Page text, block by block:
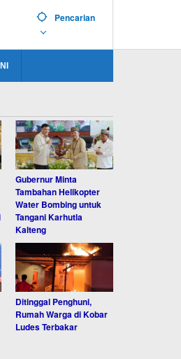
Pencarian
Gubernur Minta
Tambahan Helikopter
Water Bombing untuk
Tangani Karhutla
Kalteng
Ditinggal Penghuni,
Rumah Warga di Kobar
Ludes Terbakar